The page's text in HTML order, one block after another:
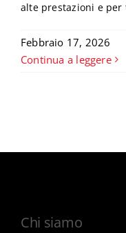
alte prestazioni e
Febbraio 17, 2026
Continua a leggere
Chi siamo